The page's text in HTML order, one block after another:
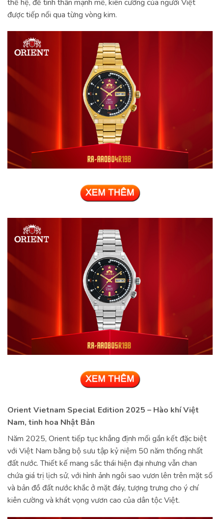
thế hệ, để tinh thần mạnh mẽ, kiên cường của người Việt
được tiếp nối qua từng vòng kim.
Orient Vietnam Special Edition 2025 – Hào khí Việt
Nam, tinh hoa Nhật Bản
Năm 2025, Orient tiếp tục khẳng định mối gắn kết đặc biệt
với Việt Nam bằng bộ sưu tập kỷ niệm 50 năm thống nhất
đất nước. Thiết kế mang sắc thái hiện đại nhưng vẫn chan
chứa giá trị lịch sử, với hình ảnh ngôi sao vươn lên trên mặt số
và bản đồ đất nước khắc ở mặt đáy, tượng trưng cho ý chí
kiên cường và khát vọng vươn cao của dân tộc Việt.